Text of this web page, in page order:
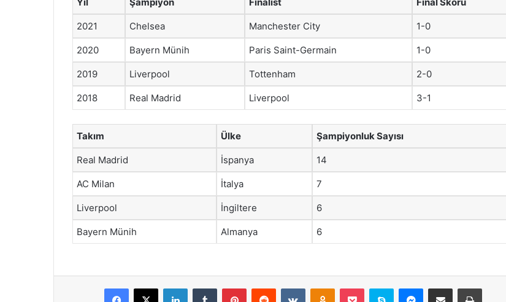
2021 Chelsea Manchester City 1-0
2020 Bayern Münih Paris Saint-Germain 1-0
2019 Liverpool Tottenham 2-0
2018 Real Madrid Liverpool 3-1
Takım Ülke Şampiyonluk Sayısı
Real Madrid İspanya 14
AC Milan İtalya 7
Liverpool İngiltere 6
Bayern Münih Almanya 6
Facebook
X LinkedInTumblr PinterestReddit VKontakteOdnoklassniki
Pocket Skype Messenger
E-Posta ile paylaş Yazdır